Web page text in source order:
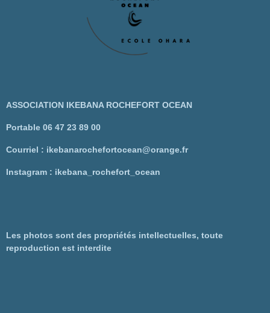
ASSOCIATION IKEBANA ROCHEFORT OCEAN
Portable 06 47 23 89 00
Courriel : ikebanarochefortocean@orange.fr
Instagram : ikebana_rochefort_ocean
Les photos sont des propriétés intellectuelles, toute
reproduction est interdite